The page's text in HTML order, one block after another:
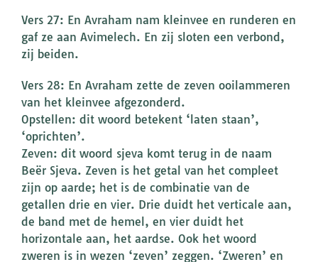
Vers 27: En Avraham nam kleinvee en runderen en
gaf ze aan Avimelech. En zij sloten een verbond,
zij beiden.
Vers 28: En Avraham zette de zeven ooilammeren
van het kleinvee afgezonderd.
Opstellen: dit woord betekent ‘laten staan’,
‘oprichten’.
Zeven: dit woord sjeva komt terug in de naam
Beër Sjeva. Zeven is het getal van het compleet
zijn op aarde; het is de combinatie van de
getallen drie en vier. Drie duidt het verticale aan,
de band met de hemel, en vier duidt het
horizontale aan, het aardse. Ook het woord
zweren is in wezen ‘zeven’ zeggen. ‘Zweren’ en